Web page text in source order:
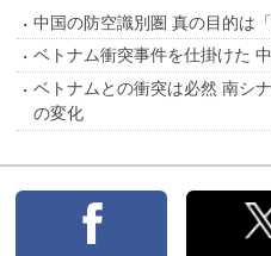
中国の防空識別圏 真の目的は
ベトナム衝突事件を仕掛けた 中
ベトナムとの衝突は必然 南シ
の変化